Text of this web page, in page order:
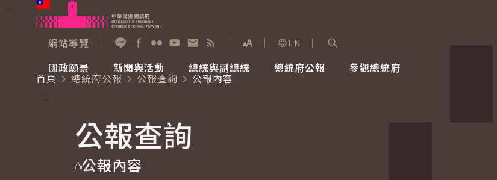
跳到主要內容
網站導覽
展開字級選單
EN
國政願景
國家氣候變遷對策委員會
重要談話
新聞與活動
總統府新聞
影音頻道
總統與副總統
賴清德總統
總統府公報 參觀總統府
首頁
總統府公報 公報查詢
公報內容
公報查詢
公報內容